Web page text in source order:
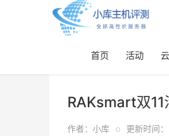
首页 活动
首页> 活动> 正文
RAKsmart双
作者：小库 o 更新时间